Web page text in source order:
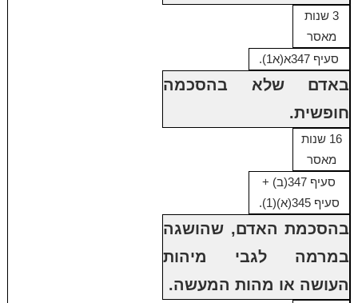
3 שנות
מאסר
סעיף 347א(א1).
באדם שלא בהסכמה
חופשית.
16 שנות
מאסר
סעיף 347(ב) +
סעיף 345(א)(1).
בהסכמת האדם, שהושגה
במרמה לגבי מיהות
העושה או מהות המעשה.